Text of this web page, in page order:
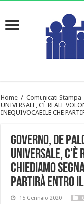
Home / Comunicati Stampa
UNIVERSALE, C’È REALE
INEQUIVOCABILE CHE
GOVERNO, DE
UNIVERSALE, C’È
CHIEDIAMO
PARTIRÀ ENTRO
15 Gennaio 2020